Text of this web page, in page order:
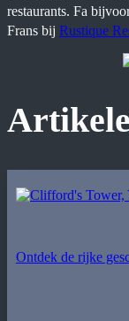
restaurants. Fa
Frans bij Rustique
Ontdek de rijke